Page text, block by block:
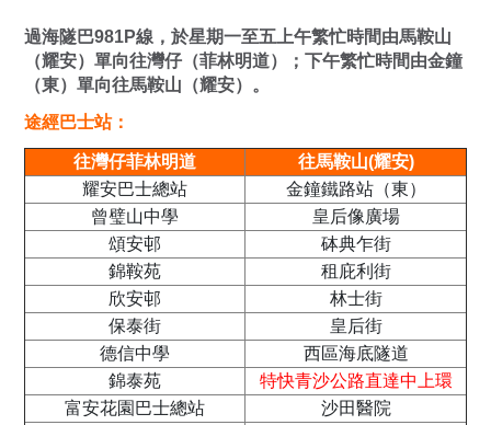
過海隧巴981P線，於星期一至五上午繁忙時間由馬鞍山
（耀安）單向往灣仔（菲林明道）；下午繁忙時間由金鐘
（東）單向往馬鞍山（耀安）。
途經巴士站：
往灣仔菲林明道
往馬鞍山(耀安)
耀安巴士總站
金鐘鐵路站（東）
曾璧山中學
皇后像廣場
頌安邨
砵典乍街
錦鞍苑
租庇利街
欣安邨
林士街
保泰街
皇后街
德信中學
西區海底隧道
錦泰苑
特快青沙公路直達中上環
富安花園巴士總站
沙田醫院